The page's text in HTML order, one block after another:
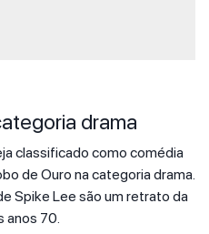
drama
classificado como comédia
de Ouro na categoria drama.
Spike Lee são um retrato da
anos 70.